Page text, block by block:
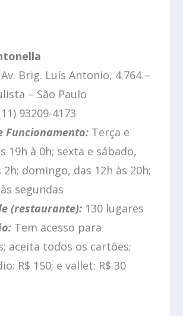
Av. Brig. Luís Antonio, 4.764 –
– São Paulo
93209-4173
Funcionamento: Terça e
19h à 0h; sexta e sábado,
2h; domingo, das 12h às 20h;
segundas
(restaurante): 130 lugares
Tem acesso para
aceita todos os cartões;
R$ 150; e vallet: R$ 30